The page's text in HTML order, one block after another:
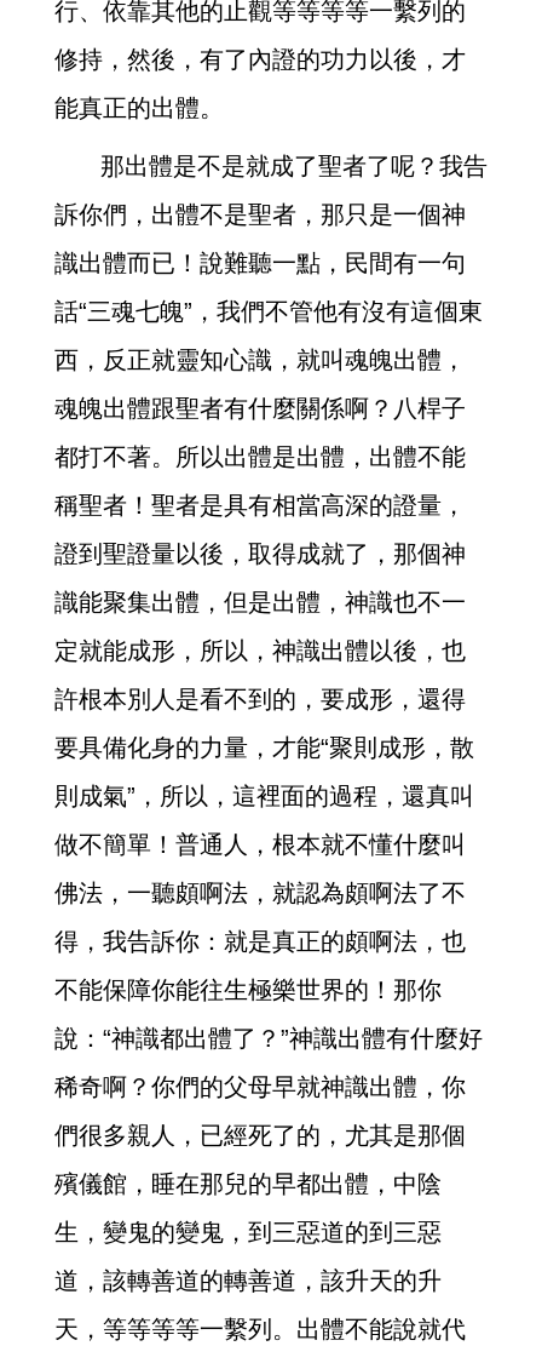
行、依靠其他的止觀等等等等一繫列的
修持，然後，有了內證的功力以後，才
能真正的出體。
那出體是不是就成了聖者了呢？我告
訴你們，出體不是聖者，那只是一個神
識出體而已！說難聽一點，民間有一句
話“三魂七魄”，我們不管他有沒有這個東
西，反正就靈知心識，就叫魂魄出體，
魂魄出體跟聖者有什麼關係啊？八桿子
都打不著。所以出體是出體，出體不能
稱聖者！聖者是具有相當高深的證量，
證到聖證量以後，取得成就了，那個神
識能聚集出體，但是出體，神識也不一
定就能成形，所以，神識出體以後，也
許根本別人是看不到的，要成形，還得
要具備化身的力量，才能“聚則成形，散
則成氣”，所以，這裡面的過程，還真叫
做不簡單！普通人，根本就不懂什麼叫
佛法，一聽頗啊法，就認為頗啊法了不
得，我告訴你：就是真正的頗啊法，也
不能保障你能往生極樂世界的！那你
說：“神識都出體了？”神識出體有什麼好
稀奇啊？你們的父母早就神識出體，你
們很多親人，已經死了的，尤其是那個
殯儀館，睡在那兒的早都出體，中陰
生，變鬼的變鬼，到三惡道的到三惡
道，該轉善道的轉善道，該升天的升
天，等等等等一繫列。出體不能說就代